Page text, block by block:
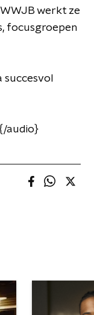
werkt ze
focusgroepen
succesvol
audio}